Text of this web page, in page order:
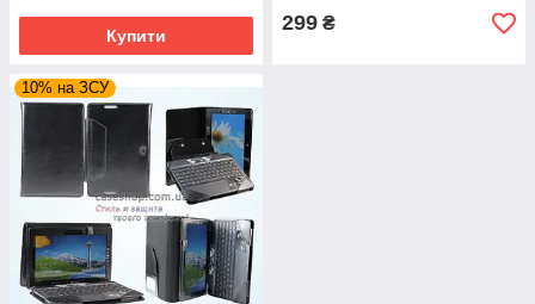
Купити
299 ₴
10% на ЗСУ